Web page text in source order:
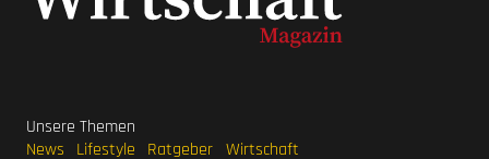
Unsere Themen
News
Lifestyle Ratgeber Wirtschaft